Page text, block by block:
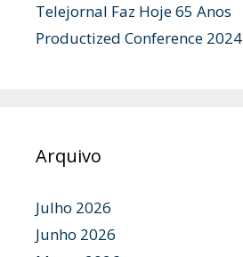
Telejornal Faz Hoje 65 Anos
Productized Conference 2024
Arquivo
Julho 2026
Junho 2026